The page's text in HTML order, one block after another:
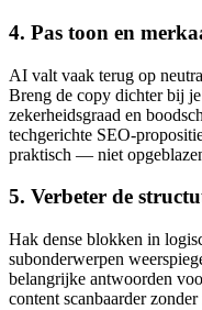
4. Pas toon en
AI valt vaak terug op
Breng de copy dichter bij
zekerheidsgraad en
techgerichte SEO-
praktisch — niet
5. Verbeter de
Hak dense blokken in
subonderwerpen
belangrijke antwoorden
content scanbaarder